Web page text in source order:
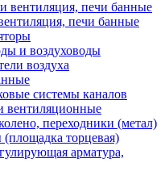
печи банные
и воздуховоды
воздуха
системы каналов
вентиляционные
переходники (метал)
торцевая)